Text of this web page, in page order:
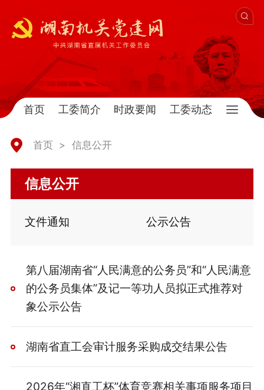
首页 工委简介 时政要闻 工委动态
首页 > 信息公开
信息公开
文件通知 公示公告
第八届湖南省“人民满意的公务员”和“人民满意
的公务员集体”及记一等功人员拟正式推荐对
象公示公告
湖南省直工会审计服务采购成交结果公告
2026年“湘直工杯”体育竞赛相关事项服务项目